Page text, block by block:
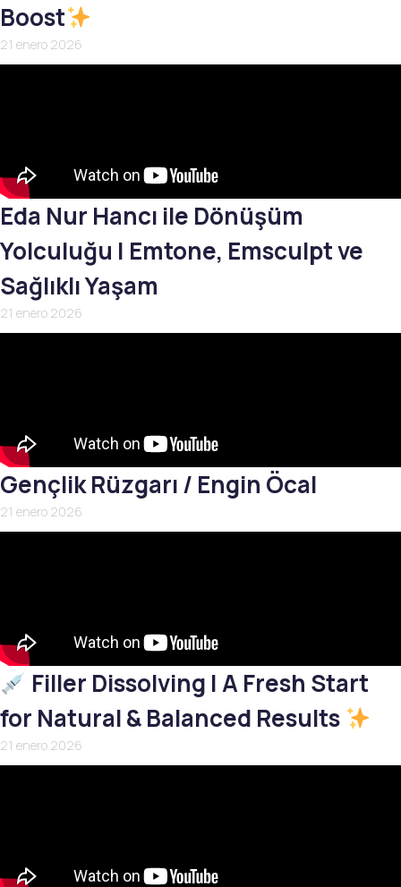
Boost
21 enero 2026
Eda Nur Hancı ile Dönüşüm
Yolculuğu | Emtone, Emsculpt ve
Sağlıklı Yaşam
21 enero 2026
Gençlik Rüzgarı / Engin Öcal
21 enero 2026
Filler Dissolving | A Fresh Start
for Natural & Balanced Results
21 enero 2026